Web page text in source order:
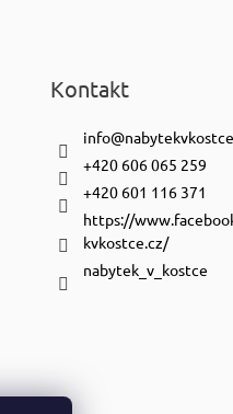
Kontakt
info@
+420 606 065 259
+420 601 116 371
https://
kvkostce.cz/
nabytek_v_kostce